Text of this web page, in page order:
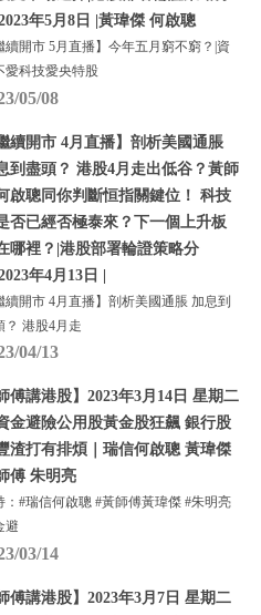
年5月8日 |黃瑋傑 何啟聰
續開市 5月直播】今年五月窮不窮？|資
愛科技愛央特股
05/08
續開市 4月直播】剖析美國通脹
到盡頭？ 港股4月走出低谷？黃師
啟聰同你判斷恒指關鍵位！ 科技
否已經否極泰來？下一個上升板
哪裡？|港股部署輪證策略分
年4月13日 |
續開市 4月直播】剖析美國通脹 加息到
？ 港股4月走
04/13
傅講港股】2023年3月14日 星期二
金避險公用股黃金股狂飆 銀行股
渣打有排煩｜瑞信何啟聰 黃瑋傑
傅 朱明亮
：#瑞信何啟聰 #黃師傅黃瑋傑 #朱明亮
避
03/14
傅講港股】2023年3月7日 星期二